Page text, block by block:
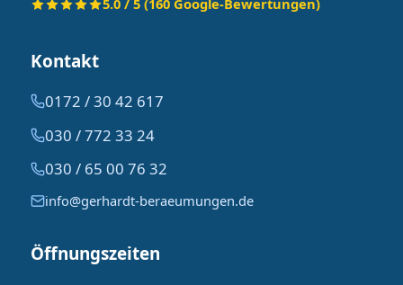
5.0 / 5 (160 Google-Bewertungen)
Kontakt
0172 / 30 42 617
030 / 772 33 24
030 / 65 00 76 32
info@gerhardt-beraeumungen.de
Öffnungszeiten